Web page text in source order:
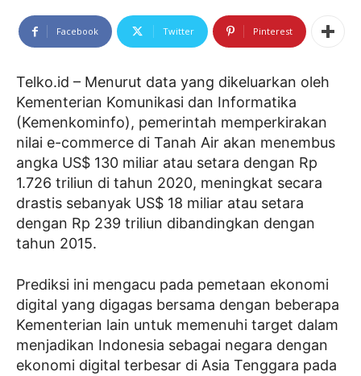
Facebook Twitter Pinterest
Telko.id – Menurut data yang dikeluarkan oleh
Kementerian Komunikasi dan Informatika
(Kemenkominfo), pemerintah memperkirakan
nilai e-commerce di Tanah Air akan menembus
angka US$ 130 miliar atau setara dengan Rp
1.726 triliun di tahun 2020, meningkat secara
drastis sebanyak US$ 18 miliar atau setara
dengan Rp 239 triliun dibandingkan dengan
tahun 2015.
Prediksi ini mengacu pada pemetaan ekonomi
digital yang digagas bersama dengan beberapa
Kementerian lain untuk memenuhi target dalam
menjadikan Indonesia sebagai negara dengan
ekonomi digital terbesar di Asia Tenggara pada